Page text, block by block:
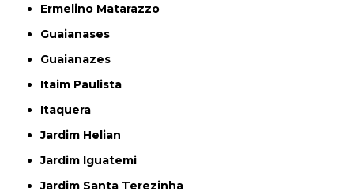
Ermelino Matarazzo
Guaianases
Guaianazes
Itaim Paulista
Itaquera
Jardim Helian
Jardim Iguatemi
Jardim Santa Terezinha